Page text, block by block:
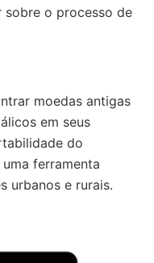
o processo de
moedas antigas
em seus
do
ferramenta
urbanos e rurais.